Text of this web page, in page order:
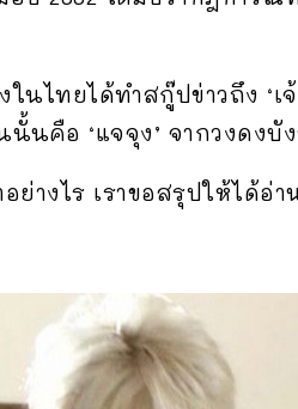
ในไทยได้ทำสกู๊ปข่าวถึง ‘
นั้นคือ ‘แจจุง’ จากวงดงบั
อย่างไร เราขอสรุปให้ได้อ่